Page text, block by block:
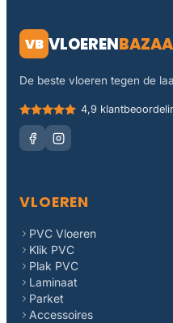
VB VLOEREN
De beste vloeren tegen de
4,9
VLOEREN
PVC Vloeren
Klik PVC
Plak PVC
Laminaat
Parket
Accessoires